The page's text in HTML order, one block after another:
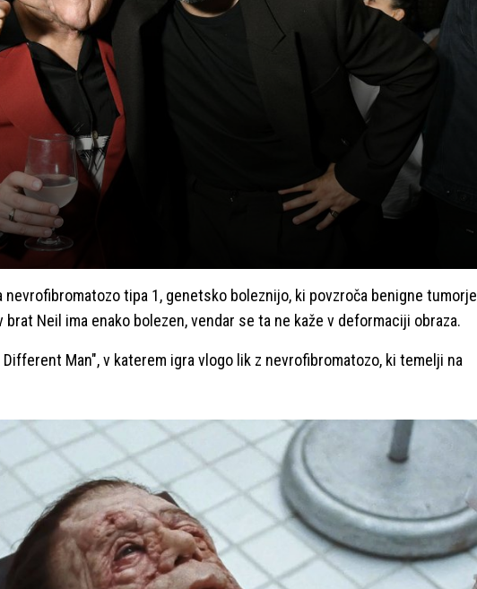
tipa 1, genetsko boleznijo, ki povzroča benigne tumorje
brat Neil ima enako bolezen, vendar se ta ne kaže v deformaciji obraza.
Man", v katerem igra vlogo lik z nevrofibromatozo, ki temelji na